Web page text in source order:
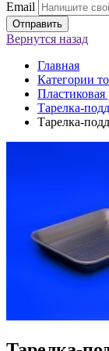
Email
Вернутся назад
Главная
Категории
Пластиковая
Тарелка-
Тарелка-